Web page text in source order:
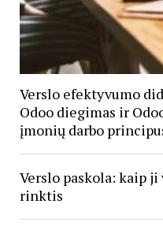
Verslo efektyvumo
Odoo diegimas ir
įmonių darbo
Verslo paskola: kaip
rinktis